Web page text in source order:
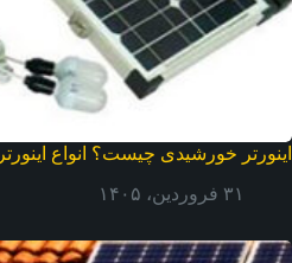
اینورتر خورشیدی چیست؟ انواع اینورتر On-Grid و Off-Grid
۳۱ فروردین، ۱۴۰۵